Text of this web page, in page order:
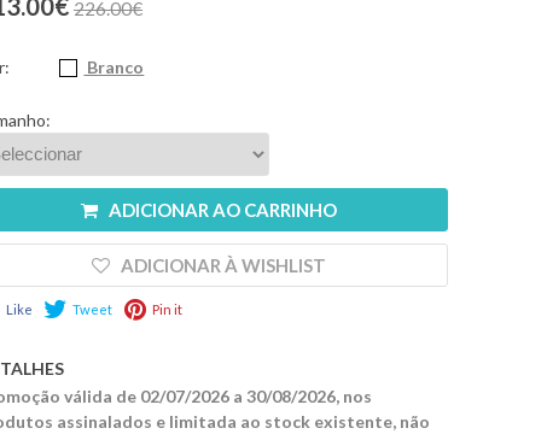
226.00€
Branco
ADICIONAR AO CARRINHO
ADICIONAR À WISHLIST
Like Tweet Pin it
válida de 02/07/2026 a 30/08/2026, nos
assinalados e limitada ao stock existente, não